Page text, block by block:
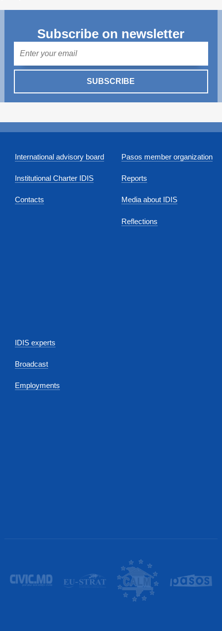
Subscribe on newsletter
SUBSCRIBE
International advisory board
Institutional Charter IDIS
Contacts
Pasos member organization
Reports
Media about IDIS
Reflections
IDIS experts
Broadcast
Employments